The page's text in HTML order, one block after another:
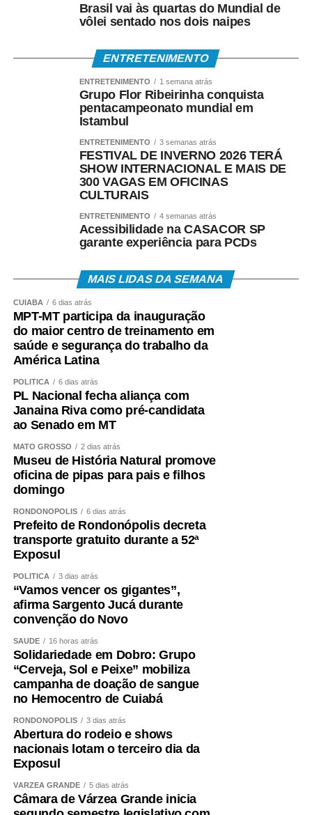
porque o dia a dia de todas as mães, na verdade de todo
mundo, é muito corrido. No final de semana conseguimos
Compromisso com a saúde
A secretária municipal de Saúde, Laura Leandra, reforça
que a ampliação dos atendimentos faz parte do
compromisso da gestão em aproximar os serviços da
população e avançar na redução das filas.
“Estamos trabalhando para que cada vez mais pessoas
tenham acesso aos exames e consultas de que precisam.
O Vira Saúde tem mostrado que, com planejamento,
organização e o empenho das nossas equipes,
conseguimos ampliar o atendimento e levar mais
é prioridade e vamos continuar trabalhando para cuidar
da nossa população”, destacou.
Com a mobilização das equipes e a ampliação dos
pontos e horários de atendimento, o Vira Saúde segue
fortalecendo o acesso aos serviços do Sistema Único de
Saúde e contribuindo para reduzir o tempo de espera dos
pacientes.
COMENTE ABAIXO:
WhatsApp
Facebook
Twitter
Messenger
LinkedIn
Share
Brasil vai às quartas do Mundial de
vôlei sentado nos dois naipes
ENTRETENIMENTO
ENTRETENIMENTO 1 semana atrás
Grupo Flor Ribeirinha conquista
pentacampeonato mundial em
Istambul
ENTRETENIMENTO 3 semanas atrás
FESTIVAL DE INVERNO 2026 TERÁ
SHOW INTERNACIONAL E MAIS DE
300 VAGAS EM OFICINAS
CULTURAIS
ENTRETENIMENTO 4 semanas atrás
Acessibilidade na CASACOR SP
garante experiência para PCDs
MAIS LIDAS DA SEMANA
CUIABÁ 6 dias atrás
MPT-MT participa da inauguração
do maior centro de treinamento em
saúde e segurança do trabalho da
América Latina
POLÍTICA 6 dias atrás
PL Nacional fecha aliança com
Janaina Riva como pré-candidata
ao Senado em MT
MATO GROSSO 2 dias atrás
Museu de História Natural promove
oficina de pipas para pais e filhos
domingo
RONDONÓPOLIS 6 dias atrás
Prefeito de Rondonópolis decreta
transporte gratuito durante a 52ª
Exposul
POLÍTICA 3 dias atrás
“Vamos vencer os gigantes”,
afirma Sargento Jucá durante
convenção do Novo
SAÚDE 16 horas atrás
Solidariedade em Dobro: Grupo
“Cerveja, Sol e Peixe” mobiliza
campanha de doação de sangue
no Hemocentro de Cuiabá
RONDONÓPOLIS 3 dias atrás
Abertura do rodeio e shows
nacionais lotam o terceiro dia da
Exposul
VÁRZEA GRANDE 5 dias atrás
Câmara de Várzea Grande inicia